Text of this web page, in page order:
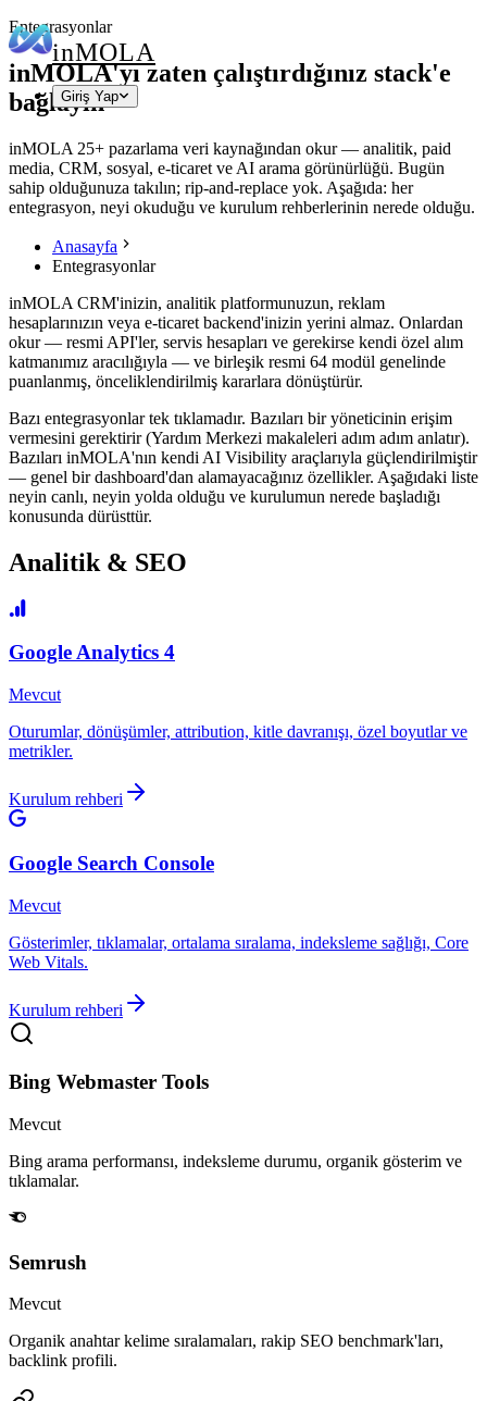
inMOLA
Giriş Yap
Entegrasyonlar
inMOLA'yı zaten çalıştırdığınız stack'e
bağlayın
inMOLA 25+ pazarlama veri kaynağından okur — analitik, paid
media, CRM, sosyal, e-ticaret ve AI arama görünürlüğü. Bugün
sahip olduğunuza takılın; rip-and-replace yok. Aşağıda: her
entegrasyon, neyi okuduğu ve kurulum rehberlerinin nerede olduğu.
Anasayfa
Entegrasyonlar
inMOLA CRM'inizin, analitik platformunuzun, reklam
hesaplarınızın veya e-ticaret backend'inizin yerini almaz. Onlardan
okur — resmi API'ler, servis hesapları ve gerekirse kendi özel alım
katmanımız aracılığıyla — ve birleşik resmi 64 modül genelinde
puanlanmış, önceliklendirilmiş kararlara dönüştürür.
Bazı entegrasyonlar tek tıklamadır. Bazıları bir yöneticinin erişim
vermesini gerektirir (Yardım Merkezi makaleleri adım adım anlatır).
Bazıları inMOLA'nın kendi AI Visibility araçlarıyla güçlendirilmiştir
— genel bir dashboard'dan alamayacağınız özellikler. Aşağıdaki liste
neyin canlı, neyin yolda olduğu ve kurulumun nerede başladığı
konusunda dürüsttür.
Analitik & SEO
Google Analytics 4
Mevcut
Oturumlar, dönüşümler, attribution, kitle davranışı, özel boyutlar ve
metrikler.
Kurulum rehberi
Google Search Console
Mevcut
Gösterimler, tıklamalar, ortalama sıralama, indeksleme sağlığı, Core
Web Vitals.
Kurulum rehberi
Bing Webmaster Tools
Mevcut
Bing arama performansı, indeksleme durumu, organik gösterim ve
tıklamalar.
Semrush
Mevcut
Organik anahtar kelime sıralamaları, rakip SEO benchmark'ları,
backlink profili.